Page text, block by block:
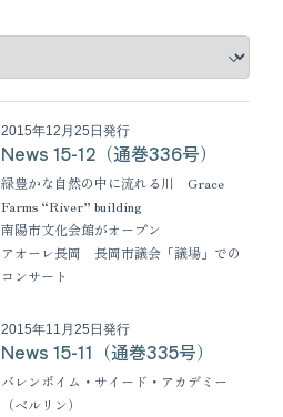
2015年12月25日発行
News 15-12（通巻336号）
緑豊かな自然の中に流れる川 Grace
Farms “River” building
南陽市文化会館がオープン
アオーレ長岡 長岡市議会「議場」での
コンサート
2015年11月25日発行
News 15-11（通巻335号）
バレンボイム・サイード・アカデミー
（ベルリン）